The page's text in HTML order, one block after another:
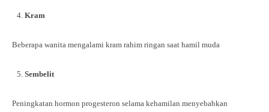
Kram
Beberapa wanita mengalami kram rahim ringan saat hamil muda
Sembelit
Peningkatan hormon progesteron selama kehamilan menyebabkan